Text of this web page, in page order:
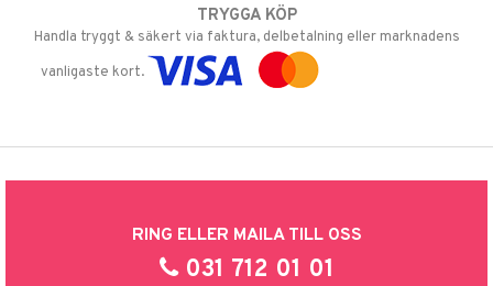
TRYGGA KÖP
Handla tryggt & säkert via faktura, delbetalning eller marknadens
vanligaste kort.
RING ELLER MAILA TILL OSS
031 712 01 01